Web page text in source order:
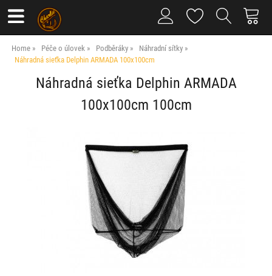
Home Péče o úlovek Podběráky
Náhradní sítky
Náhradná sieťka Delphin ARMADA 100x100cm
Náhradná sieťka Delphin ARMADA
100x100cm 100cm